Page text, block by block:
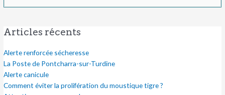
Articles récents
Alerte renforcée sécheresse
La Poste de Pontcharra-sur-Turdine
Alerte canicule
Comment éviter la prolifération du moustique tigre ?